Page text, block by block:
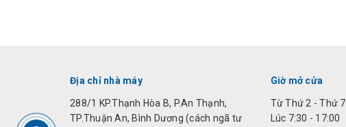
Địa chỉ nhà máy
288/1 KP.Thạnh Hòa B, P.An Thạnh,
TP.Thuận An, Bình Dương (cách ngã tư
Giờ mở cửa
Từ Thứ 2 - Thứ 7
Lúc 7:30 - 17:00